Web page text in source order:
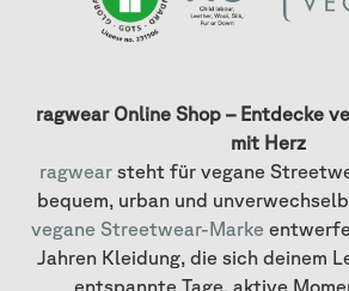
ragwear Online Shop – Entdecke
mit Herz
ragwear steht für vegane
bequem, urban und
vegane Streetwear-Marke
Jahren Kleidung, die sich deinem
entspannte Tage, aktive